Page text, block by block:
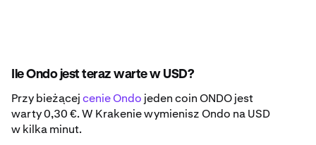
Ile Ondo jest teraz warte w USD?
Przy bieżącejcenie Ondo jeden coin ONDO jest
warty 0,30 €. W Krakenie wymienisz Ondo na USD
w kilka minut.